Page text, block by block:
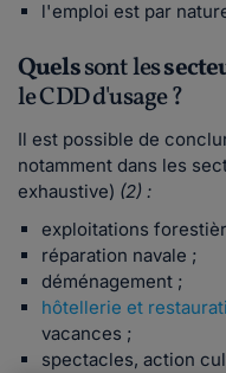
l'emploi est par
Quelssont les
le CDD d'usage ?
Il est possible de
notamment dans les
exhaustive) (2) :
exploitations
réparation navale ;
déménagement ;
hôtellerie et
vacances ;
spectacles, action